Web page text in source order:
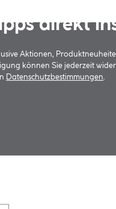
direkt
Aktionen,
können Sie jederzeit
Datenschutzbestimmungen